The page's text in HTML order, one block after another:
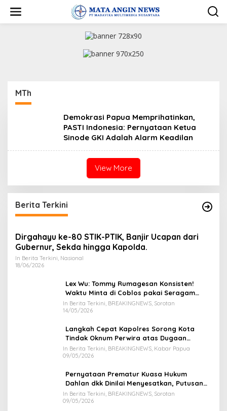
i
MTh
Demokrasi Papua Memprihatinkan,
PASTI Indonesia: Pernyataan Ketua
Sinode GKI Adalah Alarm Keadilan
View More
Berita Terkini
Dirgahayu ke-80 STIK-PTIK, Banjir Ucapan dari
Gubernur, Sekda hingga Kapolda.
In Berita Terkini, Nasional
18/06/2026
Lex Wu: Tommy Rumagesan Konsisten!
Waktu Minta di Coblos pakai Seragam
Kuning, Waktu MenCoblos Juga pakai Kaos
Kuning.
In Berita Terkini, BREAKINGNEWS, Sorotan
14/05/2026
Langkah Cepat Kapolres Sorong Kota
Tindak Oknum Perwira atas Dugaan
Kekerasan Brutal Terhadap Anak
In Berita Terkini, BREAKINGNEWS, Kabar Papua
09/05/2026
Pernyataan Prematur Kuasa Hukum
Dahlan dkk Dinilai Menyesatkan, Putusan
PK Isaak Boekorsjom Belum Dipublikasikan
In Berita Terkini, BREAKINGNEWS, Sorotan
09/05/2026